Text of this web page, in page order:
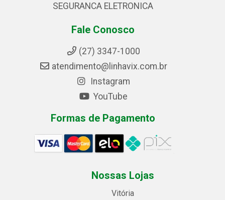
SEGURANCA ELETRONICA
Fale Conosco
(27) 3347-1000
atendimento@linhavix.com.br
Instagram
YouTube
Formas de Pagamento
Nossas Lojas
Vitória